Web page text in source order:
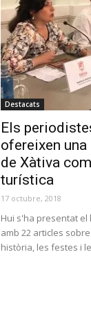
Destacats
Els
ofereixen
de Xàtiva
turística
17 octubre, 2018
Hui s'ha presentat
amb 22 articles
història, les festes i